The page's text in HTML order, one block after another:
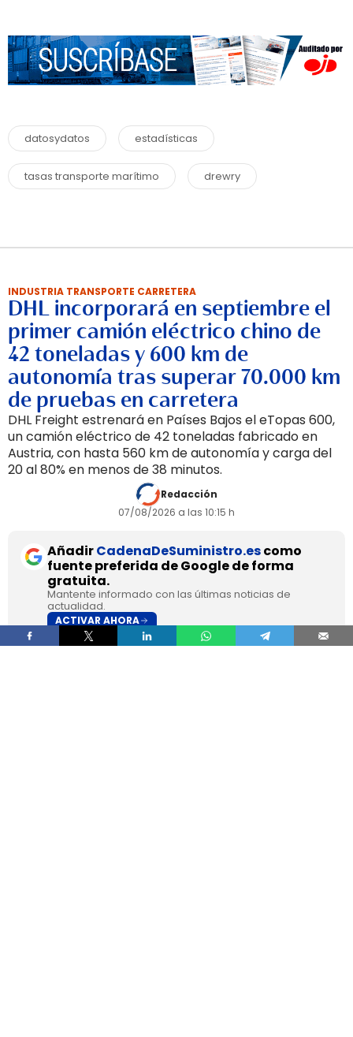
datosydatos estadísticas
tasas transporte marítimo drewry
INDUSTRIA TRANSPORTE CARRETERA
DHL incorporará en septiembre el
primer camión eléctrico chino de
42 toneladas y 600 km de
autonomía tras superar 70.000 km
de pruebas en carretera
DHL Freight estrenará en Países Bajos el eTopas 600,
un camión eléctrico de 42 toneladas fabricado en
Austria, con hasta 560 km de autonomía y carga del
20 al 80% en menos de 38 minutos.
Redacción
07/08/2026 a las 10:15 h
AñadirCadenaDeSuministro.escomo
fuente preferida de Google de forma
gratuita.
Mantente informado con las últimas noticias de
actualidad.
ACTIVAR AHORA